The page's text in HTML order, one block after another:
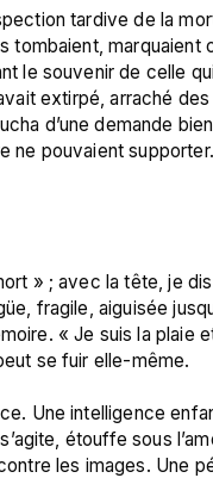
tardive de la
marquaient
le souvenir de celle
extirpé, arraché
d’une demande
ne pouvaient
» ; avec la tête, je
fragile, aiguisée
« Je suis la plaie
se fuir elle-même.
Une intelligence
étouffe sous
les images. Une